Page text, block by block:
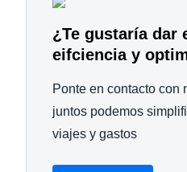
¿Te gustaría dar
eifciencia y
Ponte en contacto con
juntos podemos
viajes y gastos